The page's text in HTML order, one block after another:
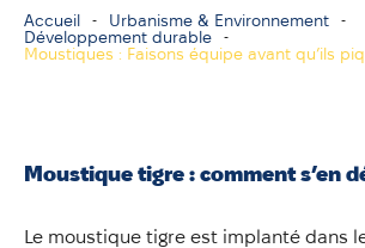
Accueil
Urbanisme & Environnement
Développement durable
Moustiques : Faisons équipe avant qu’ils
Moustique tigre : comment s’en
Le moustique tigre est implanté dans
Social &